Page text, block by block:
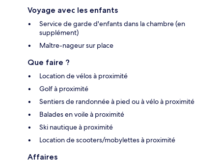
Voyage avec les enfants
Service de garde d'enfants dans la chambre (en
supplément)
Maître-nageur sur place
Que faire ?
Location de vélos à proximité
Golf à proximité
Sentiers de randonnée à pied ou à vélo à proximité
Balades en voile à proximité
Ski nautique à proximité
Location de scooters/mobylettes à proximité
Affaires